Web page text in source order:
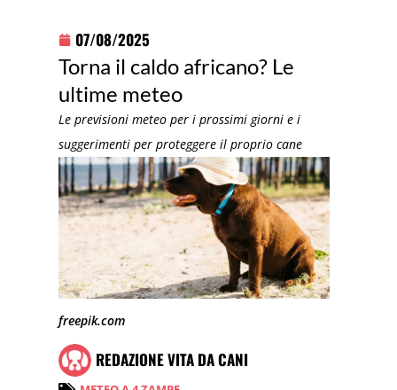
07/08/2025
Torna il caldo africano? Le
ultime meteo
Le previsioni meteo per i prossimi giorni e i
suggerimenti per proteggere il proprio cane
freepik.com
REDAZIONE VITA DA CANI